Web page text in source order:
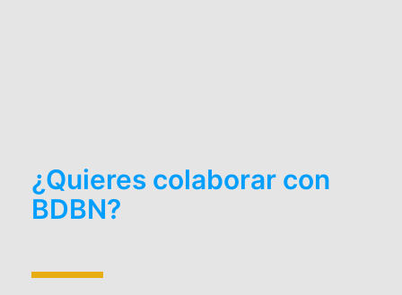
¿Quieres colaborar con
BDBN?